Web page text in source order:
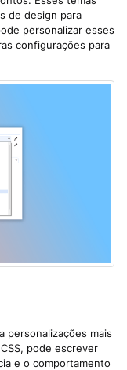
de design para
personalizar esses
configurações para
personalizações mais
pode escrever
e o comportamento